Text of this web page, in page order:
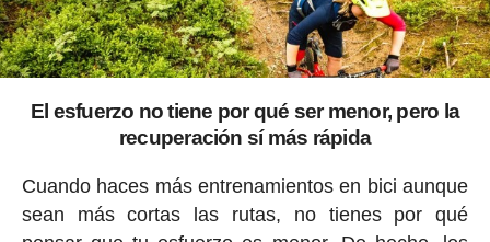
El esfuerzo no tiene por qué ser menor, pero la
recuperación sí más rápida
Cuando haces más entrenamientos en bici aunque
sean más cortas las rutas, no tienes por qué